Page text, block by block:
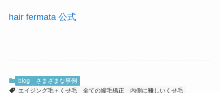
hair fermata 公式
blog
さまざまな事例
エイジング毛＋くせ毛
全ての縮毛矯正
内側に難しいくせ毛